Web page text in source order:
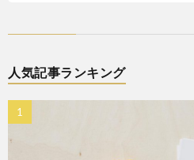
人気記事ランキング